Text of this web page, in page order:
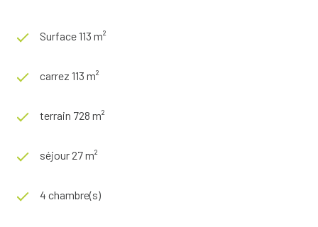
Surface 113 m²
carrez 113 m²
terrain 728 m²
séjour 27 m²
4 chambre(s)